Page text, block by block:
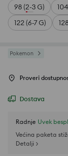
98 (2-3 G)
122 (6-7 G)
Pokemon
Proveri
Dostava
Radnje Uvek
Većina paketa
Detalji >